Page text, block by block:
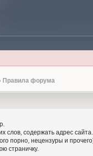
Правила форума
слов, содержать адрес сайта.
порно, нецензуры и
страничку.